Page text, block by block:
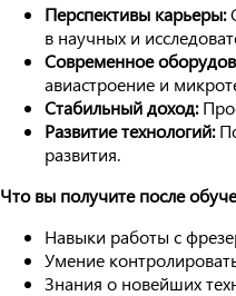
Перспективы карьеры:
в научных и
Современное
авиастроение и
Стабильный доход:
Развитие технологий:
развития.
Что вы получите после
Навыки работы с
Умение
Знания о новейших